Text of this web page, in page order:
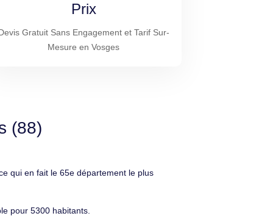
Prix
Gratuit Sans Engagement et Tarif Sur-
Mesure en Vosges
(88)
qui en fait le 65e département le plus
pour 5300 habitants.